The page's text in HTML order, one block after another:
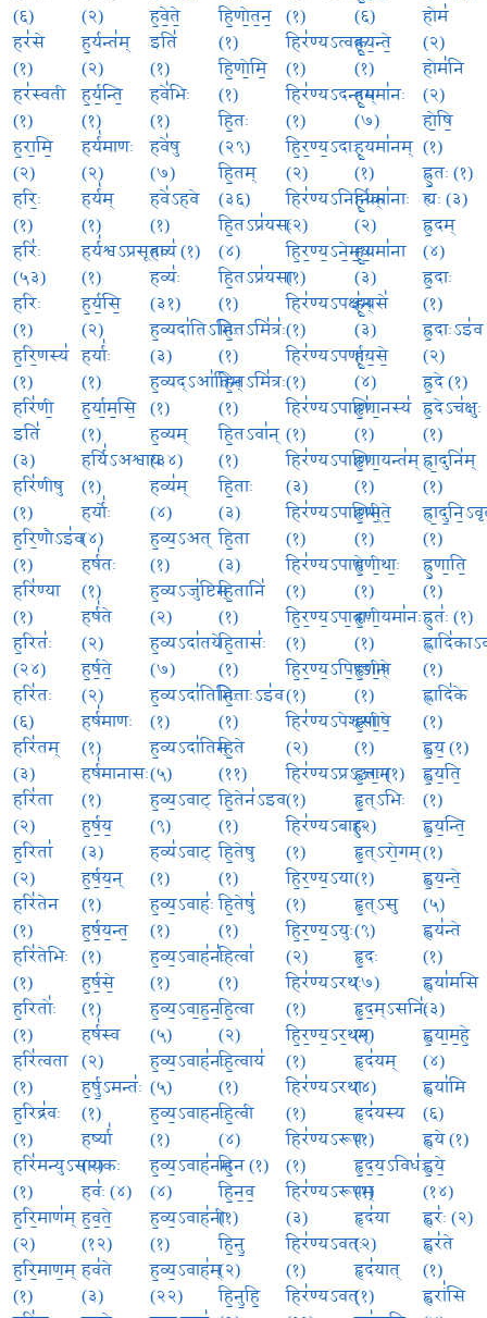
(६)
हर॑से
(१)
हर॑स्वती
(१)
ह॒रा॒मि॒
(२)
हरिः॒
(१)
हरिः॑
(५३)
हरिः
(१)
ह॒रि॒णस्य॑
(१)
हरि॑णी॒
इति॑
(३)
हरि॑णीषु
(१)
ह॒रि॒णौऽइ॑व
(१)
हरि॑ण्या
(१)
ह॒रितः॑
(२४)
हरि॑तः
(६)
हरि॑तम्
(३)
हरि॑ता
(२)
ह॒रिता॑
(२)
हरि॑तेन
(१)
हरि॑तेभिः
(१)
ह॒रितोः॑
(१)
हरि॑त्वता
(१)
ह॒रिद्र॑वः
(१)
हरि॑मन्युऽसायकः
(१)
ह॒रि॒माण॑म्
(२)
ह॒रि॒माण॒म्
(१)
(२)
ह॒र्यन्त॑म्
(२)
ह॒र्य॒न्ति॒
(१)
हर्य॑माणः
(२)
हर्य॑म्
(१)
हर्य॑श्वऽप्रसूताः
(१)
ह॒र्य॒सि॒
(२)
हर्याः॑
(१)
ह॒र्या॒म॒सि॒
(१)
हर्यि॑ऽअश्वाय
(१)
हर्योः॑
(४)
हर्ष॑तः
(१)
हर्ष॑ते
(२)
ह॒र्ष॒ते॒
(२)
हर्ष॑माणः
(१)
हर्ष॑मानासः
(१)
ह॒र्ष॒य॒
(३)
ह॒र्ष॒य॒न्
(१)
ह॒र्ष॒य॒न्त॒
(१)
ह॒र्ष॒से॒
(१)
हर्ष॑स्व
(२)
ह॒र्षु॒ऽमन्तः॑
(१)
हर्ष्या॑
(२)
हवः॑ (४)
ह॒व॒ते॒
(१२)
हव॑ते
(३)
ह॒वे॒ते॒
इति॑
(१)
हवे॑भिः
(१)
हवे॑षु
(७)
हवे॑ऽहवे
(१)
हव्य॑ (१)
हव्यः॑
(३१)
ह॒व्यदा॑तिऽभिः
(३)
ह॒व्यद्ऽआ॑तिम्
(१)
ह॒व्यम्
(३४)
हव्य॑म्
(४)
ह॒व्य॒ऽअत्
(१)
ह॒व्यऽजु॑ष्टिम्
(२)
ह॒व्यऽदा॑तये
(७)
ह॒व्यऽदा॑तिभिः
(१)
ह॒व्यऽदा॑तिम्
(५)
ह॒व्य॒ऽवाट्
(९)
हव्य॑ऽवाट्
(१)
ह॒व्य॒ऽवाहः॑
(१)
ह॒व्य॒ऽवाह॑नः॑
(१)
ह॒व्य॒ऽवा॒ह॒न॒
(५)
ह॒व्य॒ऽवाह॑नः
(५)
ह॒व्य॒ऽवाहनः
(१)
ह॒व्य॒ऽवाह॑नम्
(४)
ह॒व्य॒ऽवाह॑नीः
(१)
ह॒व्य॒ऽवाह॑म्
(२२)
हि॒णो॒त॒न॒
(१)
हि॒णो॒मि॒
(१)
हि॒तः
(२९)
हि॒तम्
(३६)
हि॒तऽप्र॑यसः
(४)
हि॒तऽप्र॑यसा
(१)
हि॒तऽमि॑त्रः॑
(१)
हि॒तऽमि॑त्रः
(१)
हि॒तऽवा॑न्
(१)
हि॒ताः
(३)
हि॒ता
(३)
हि॒तानि॑
(१)
हि॒तासः॑
(१)
हि॒ताःऽइ॑व
(१)
हि॒ते
(११)
हि॒तेन॑ऽइव
(१)
हि॒तेषु
(१)
हि॒तेषु॑
(१)
हित्वा॑
(१)
हि॒त्वा
(२)
हि॒त्वाय॑
(१)
हि॒त्वी
(४)
हि॒न (१)
हि॒न॒व॒
(१)
हि॒नु॒
(२)
हि॒नु॒हि॒
(१)
हिर॑ण्यऽत्वक्
(१)
हिर॑ण्यऽदन्तम्
(१)
हि॒र॒ण्य॒ऽदाः
(२)
हिर॑ण्यऽनिर्निक्
(२)
हि॒र॒ण्य॒ऽने॒म॒यः॒
(१)
हिर॑ण्यऽपक्ष॑म्
(१)
हिर॑ण्यऽपर्णाः
(१)
हिर॑ण्यऽपाणिः॑
(१)
हिर॑ण्यऽपाणिः
(३)
हिर॑ण्यऽपाणिम्
(१)
हिर॑ण्यऽपाणे
(१)
हि॒र॒ण्य॒ऽपा॒वाः
(१)
हि॒र॒ण्य॒ऽपि॒ण्डान्
(१)
हिर॑ण्यऽपेशसा
(२)
हिर॑ण्यऽप्रऽउग॒म्
(१)
हिर॑ण्यऽबाहुः
(१)
हि॒र॒ण्य॒ऽया
(१)
हि॒र॒ण्य॒ऽयुः
(२)
हिर॑ण्यऽरथः
(१)
हि॒र॒ण्य॒ऽर॒थम्
(१)
हिर॑ण्यऽरथाः
(१)
हिर॑ण्यऽरूपः
(१)
हिर॑ण्यऽरूपम्
(३)
हिर॑ण्यऽवतः
(१)
हिर॑ण्यऽवत्
(६)
हू॒य॒न्ते॒
(१)
हू॒यमा॑नः
(७)
हू॒यमा॑नम्
(१)
हू॒यमा॑नाः
(२)
हू॒यमा॑ना
(३)
हू॒यसे॑
(३)
हू॒य॒से॒
(४)
हृ॒णा॒नस्य॑
(१)
हृ॒णा॒यन्त॑म्
(१)
हृ॒णी॒ते॒
(१)
हृ॒णी॒थाः॒
(१)
हृ॒णी॒यमा॑नः
(१)
हृ॒णी॒षे
(१)
हृ॒णी॒षे॒
(१)
हृ॒त्तः (१)
हृ॒त्ऽभिः
(२)
हृ॒त्ऽरो॒गम्
(१)
हृ॒त्ऽसु
(९)
हृ॒दः
(७)
हृ॒द॒म्ऽसनिः॑
(१)
हृद॑यम्
(४)
हृद॑यस्य
(१)
हृ॒द॒य॒ऽविधः॑
(१)
हृद॑या
(२)
हृद॑यात्
(१)
होम॑
(२)
होम॑नि
(२)
हो॒षि॒
(१)
ह्नु॒तः (१)
ह्यः (३)
ह्र॒दम्
(४)
ह्र॒दाः
(१)
ह्र॒दाःऽइ॑व
(२)
ह्र॒दे (१)
ह्र॒देऽच॑क्षुः
(१)
ह्रा॒दुनि॑म्
(१)
(१)
ह्रु॒णा॒ति॒
(१)
ह्रुतः॑ (१)
(१)
ह्लादि॑के
(१)
ह्व॒य॒ (१)
ह्व॒य॒ति॒
(१)
ह्व॒य॒न्ति॒
(१)
ह्व॒य॒न्ते॒
(५)
ह्वय॑न्ते
(१)
ह्वया॑मसि
(३)
ह्व॒या॒म॒हे॒
(४)
ह्वया॑मि
(६)
ह्वये (१)
ह्व॒ये॒
(१४)
ह्वरः॑ (२)
ह्वर॑ते
(१)
ह्वरां॑सि